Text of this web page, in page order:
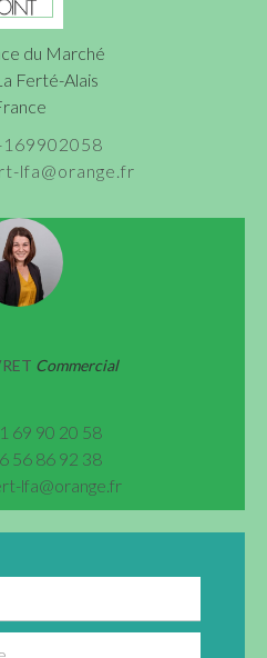
du Marché
Ferté-Alais
lfa@orange.fr
Commercial
69 90 20 58
56 86 92 38
lfa@orange.fr